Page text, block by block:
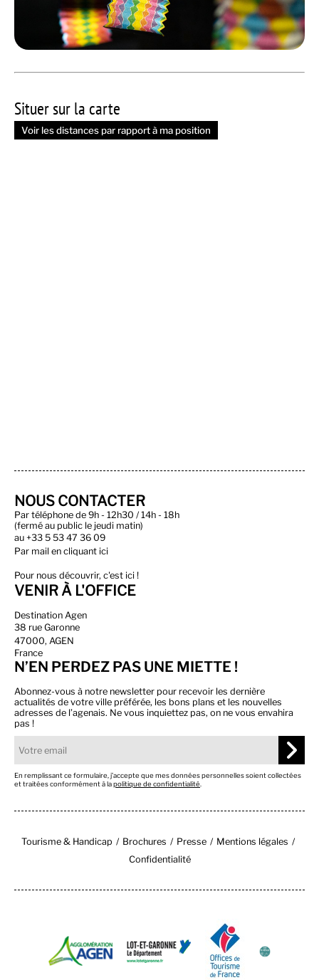
Situer sur la carte
Voir les distances par rapport à ma position
NOUS CONTACTER
Par téléphone de 9h - 12h30 / 14h - 18h
(fermé au public le jeudi matin)
au +33 5 53 47 36 09
Par mail en cliquant ici
Pour nous découvrir, c'est ici !
VENIR À L'OFFICE
Destination Agen
38 rue Garonne
47000, AGEN
France
N’EN PERDEZ PAS UNE MIETTE !
Abonnez-vous à notre newsletter pour recevoir les dernière
actualités de votre ville préférée, les bons plans et les nouvelles
adresses de l’agenais. Ne vous inquiettez pas, on ne vous envahira
pas !
En remplissant ce formulaire, j’accepte que mes données personnelles soient collectées
et traitées conformément à lapolitique de confidentialité.
Tourisme & Handicap Brochures Presse
Mentions légales
Confidentialité